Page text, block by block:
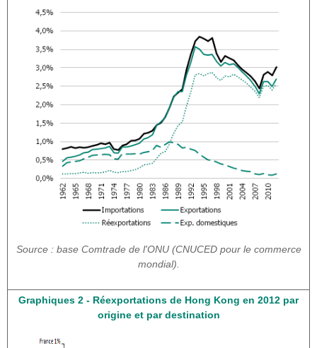
Source : base Comtrade de l'ONU (CNUCED pour le commerce
mondial).
Graphiques 2 - Réexportations de Hong Kong en 2012 par
origine et par destination